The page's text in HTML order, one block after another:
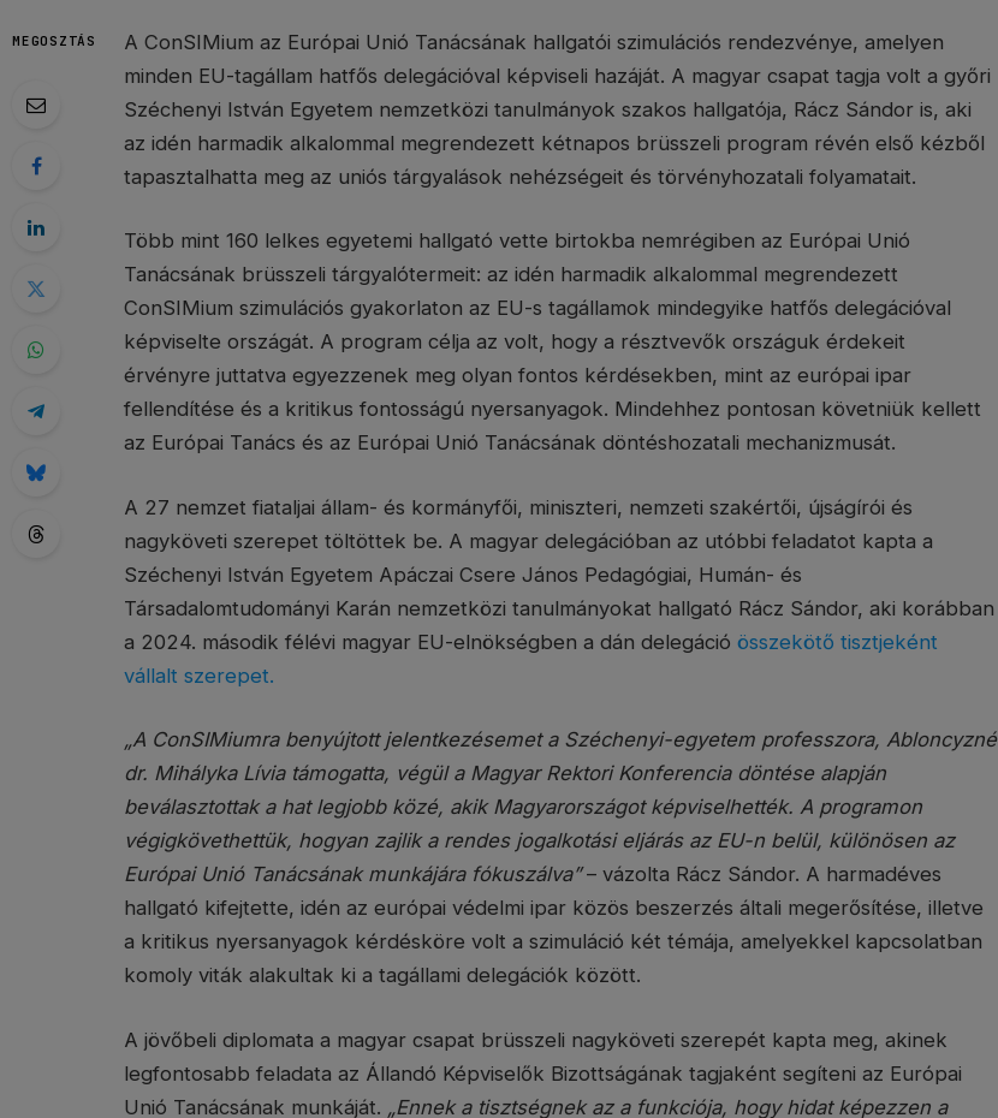
MEGOSZTÁS
A ConSIMium az Európai Unió Tanácsának hallgatói szimulációs rendezvénye, amelyen
minden EU-tagállam hatfős delegációval képviseli hazáját. A magyar csapat tagja volt a győri
Széchenyi István Egyetem nemzetközi tanulmányok szakos hallgatója, Rácz Sándor is, aki
az idén harmadik alkalommal megrendezett kétnapos brüsszeli program révén első kézből
tapasztalhatta meg az uniós tárgyalások nehézségeit és törvényhozatali folyamatait.
Több mint 160 lelkes egyetemi hallgató vette birtokba nemrégiben az Európai Unió
Tanácsának brüsszeli tárgyalótermeit: az idén harmadik alkalommal megrendezett
ConSIMium szimulációs gyakorlaton az EU-s tagállamok mindegyike hatfős delegációval
képviselte országát. A program célja az volt, hogy a résztvevők országuk érdekeit
érvényre juttatva egyezzenek meg olyan fontos kérdésekben, mint az európai ipar
fellendítése és a kritikus fontosságú nyersanyagok. Mindehhez pontosan követniük kellett
az Európai Tanács és az Európai Unió Tanácsának döntéshozatali mechanizmusát.
A 27 nemzet fiataljai állam- és kormányfői, miniszteri, nemzeti szakértői, újságírói és
nagyköveti szerepet töltöttek be. A magyar delegációban az utóbbi feladatot kapta a
Széchenyi István Egyetem Apáczai Csere János Pedagógiai, Humán- és
Társadalomtudományi Karán nemzetközi tanulmányokat hallgató Rácz Sándor, aki korábban
a 2024. második félévi magyar EU-elnökségben a dán delegáció összekötő tisztjeként
vállalt szerepet.
„A ConSIMiumra benyújtott jelentkezésemet a Széchenyi-egyetem professzora, Abloncyzné
dr. Mihályka Lívia támogatta, végül a Magyar Rektori Konferencia döntése alapján
beválasztottak a hat legjobb közé, akik Magyarországot képviselhették. A programon
végigkövethettük, hogyan zajlik a rendes jogalkotási eljárás az EU-n belül, különösen az
Európai Unió Tanácsának munkájára fókuszálva”– vázolta Rácz Sándor. A harmadéves
hallgató kifejtette, idén az európai védelmi ipar közös beszerzés általi megerősítése, illetve
a kritikus nyersanyagok kérdésköre volt a szimuláció két témája, amelyekkel kapcsolatban
komoly viták alakultak ki a tagállami delegációk között.
A jövőbeli diplomata a magyar csapat brüsszeli nagyköveti szerepét kapta meg, akinek
legfontosabb feladata az Állandó Képviselők Bizottságának tagjaként segíteni az Európai
Unió Tanácsának munkáját. „Ennek a tisztségnek az a funkciója, hogy hidat képezzen a